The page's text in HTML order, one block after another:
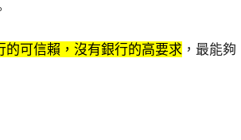
可信賴，沒有銀行的高要求 ，最能夠